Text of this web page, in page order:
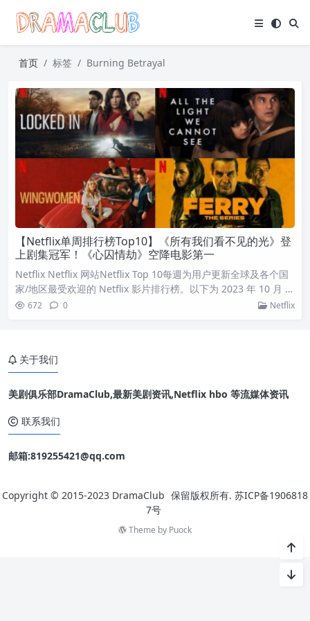
首页 标签 Burning Betrayal
【Netflix单周排行榜Top10】《所有我们看不见的光》登
上剧集冠军！《心囚情劫》空降电影第一
Netflix Netflix 网站Netflix Top 10每週为用户更新全球及各个国
家/地区最受欢迎的 Netflix 影片排行榜。以下为 2023 年 10 月 3
0 日到 2023 年 11 月 5 日的排行榜，一起来看看全球与台湾市场
672 0 Netflix
关于我们
美剧俱乐部DramaClub,最新美剧资讯,Netflix hbo 等流媒体资讯
联系我们
邮箱:819255421@qq.com
Copyright © 2015-2023 DramaClub 保留版权所有. 苏ICP备1906818
7号
Theme by Puock